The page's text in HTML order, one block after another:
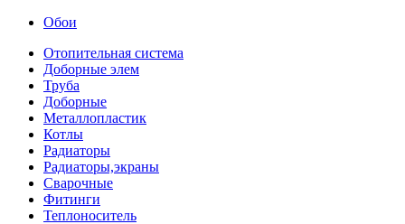
Обои
Отопительная система
Доборные элем
Труба
Доборные
Металлопластик
Котлы
Радиаторы
Радиаторы,экраны
Сварочные
Фитинги
Теплоноситель